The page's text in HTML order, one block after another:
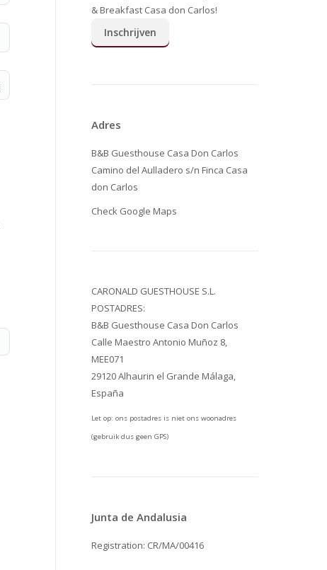
& Breakfast Casa don Carlos!
Inschrijven
Adres
B&B Guesthouse Casa Don Carlos
Camino del Aulladero s/n Finca Casa
don Carlos
Check Google Maps
CARONALD GUESTHOUSE S.L.
POSTADRES:
B&B Guesthouse Casa Don Carlos
Calle Maestro Antonio Muñoz 8,
MEE071
29120 Alhaurin el Grande Málaga,
España
Let op: ons postadres is niet ons woonadres
(gebruik dus geen GPS)
Junta de Andalusia
Registration: CR/MA/00416